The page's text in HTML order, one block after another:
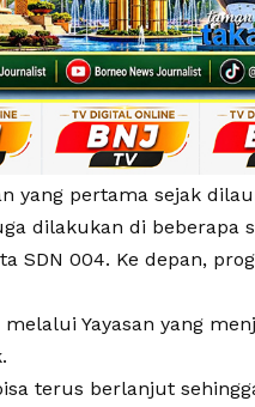
yang pertama sejak
dilakukan di beberapa
SDN 004. Ke depan,
Yayasan yang
terus berlanjut